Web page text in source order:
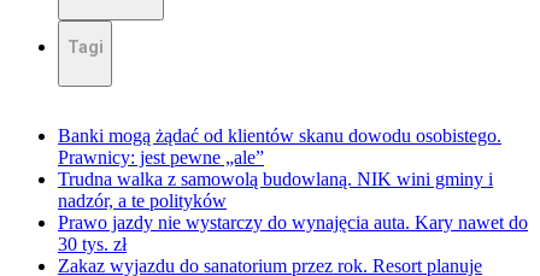
Tagi
Banki mogą żądać od klientów skanu dowodu osobistego.
Prawnicy: jest pewne „ale”
Trudna walka z samowolą budowlaną. NIK wini gminy i
nadzór, a te polityków
Prawo jazdy nie wystarczy do wynajęcia auta. Kary nawet do
30 tys. zł
Zakaz wyjazdu do sanatorium przez rok. Resort planuje